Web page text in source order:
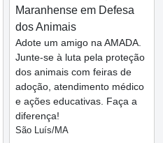
Maranhense em Defesa
dos Animais
Adote um amigo na AMADA.
Junte-se à luta pela proteção
dos animais com feiras de
adoção, atendimento médico
e ações educativas. Faça a
diferença!
São Luís/MA